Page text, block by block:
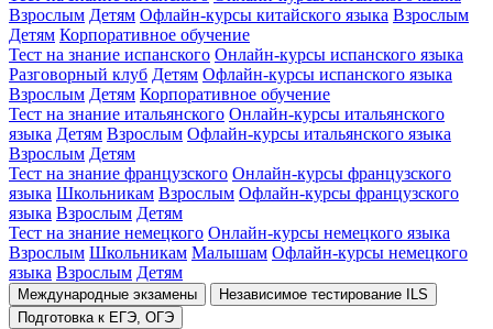
Взрослым Детям Офлайн-курсы китайского языка Взрослым
Детям Корпоративное обучение
Тест на знание испанского Онлайн-курсы испанского языка
Разговорный клуб Детям Офлайн-курсы испанского языка
Взрослым Детям Корпоративное обучение
Тест на знание итальянского Онлайн-курсы итальянского
языка Детям Взрослым Офлайн-курсы итальянского языка
Взрослым Детям
Тест на знание французского Онлайн-курсы французского
языка Школьникам Взрослым Офлайн-курсы французского
языка Взрослым Детям
Тест на знание немецкого Онлайн-курсы немецкого языка
Взрослым Школьникам Малышам Офлайн-курсы немецкого
языка Взрослым Детям
Международные экзамены
Независимое тестирование ILS
Подготовка к ЕГЭ, ОГЭ